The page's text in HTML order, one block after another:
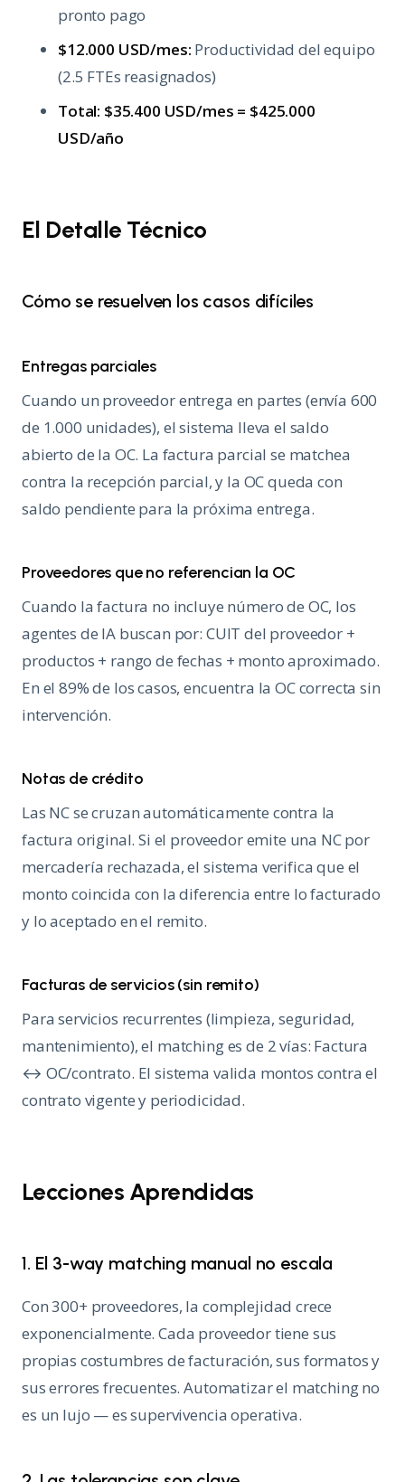
pronto pago
$12.000 USD/mes: Productividad del equipo
(2.5 FTEs reasignados)
Total: $35.400 USD/mes = $425.000
USD/año
El Detalle Técnico
Cómo se resuelven los casos difíciles
Entregas parciales
Cuando un proveedor entrega en partes (envía 600
de 1.000 unidades), el sistema lleva el saldo
abierto de la OC. La factura parcial se matchea
contra la recepción parcial, y la OC queda con
saldo pendiente para la próxima entrega.
Proveedores que no referencian la OC
Cuando la factura no incluye número de OC, los
agentes de IA buscan por: CUIT del proveedor +
productos + rango de fechas + monto aproximado.
En el 89% de los casos, encuentra la OC correcta sin
intervención.
Notas de crédito
Las NC se cruzan automáticamente contra la
factura original. Si el proveedor emite una NC por
mercadería rechazada, el sistema verifica que el
monto coincida con la diferencia entre lo facturado
y lo aceptado en el remito.
Facturas de servicios (sin remito)
Para servicios recurrentes (limpieza, seguridad,
mantenimiento), el matching es de 2 vías: Factura
↔ OC/contrato. El sistema valida montos contra el
contrato vigente y periodicidad.
Lecciones Aprendidas
1. El 3-way matching manual no escala
Con 300+ proveedores, la complejidad crece
exponencialmente. Cada proveedor tiene sus
propias costumbres de facturación, sus formatos y
sus errores frecuentes. Automatizar el matching no
es un lujo — es supervivencia operativa.